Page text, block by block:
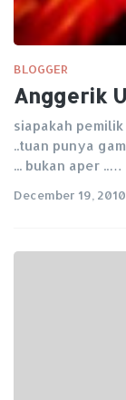
BLOGGER
Anggerik
siapakah
..tuan punya
... bukan aper ..…
December 19, 2010